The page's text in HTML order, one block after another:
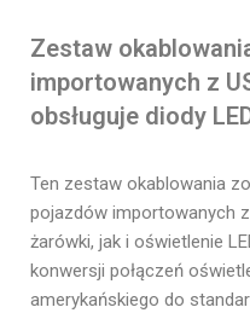
Zestaw
importowanych z
obsługuje diody
Ten zestaw okablowania
pojazdów importowanych
żarówki, jak i oświetlenie
konwersji połączeń
amerykańskiego do